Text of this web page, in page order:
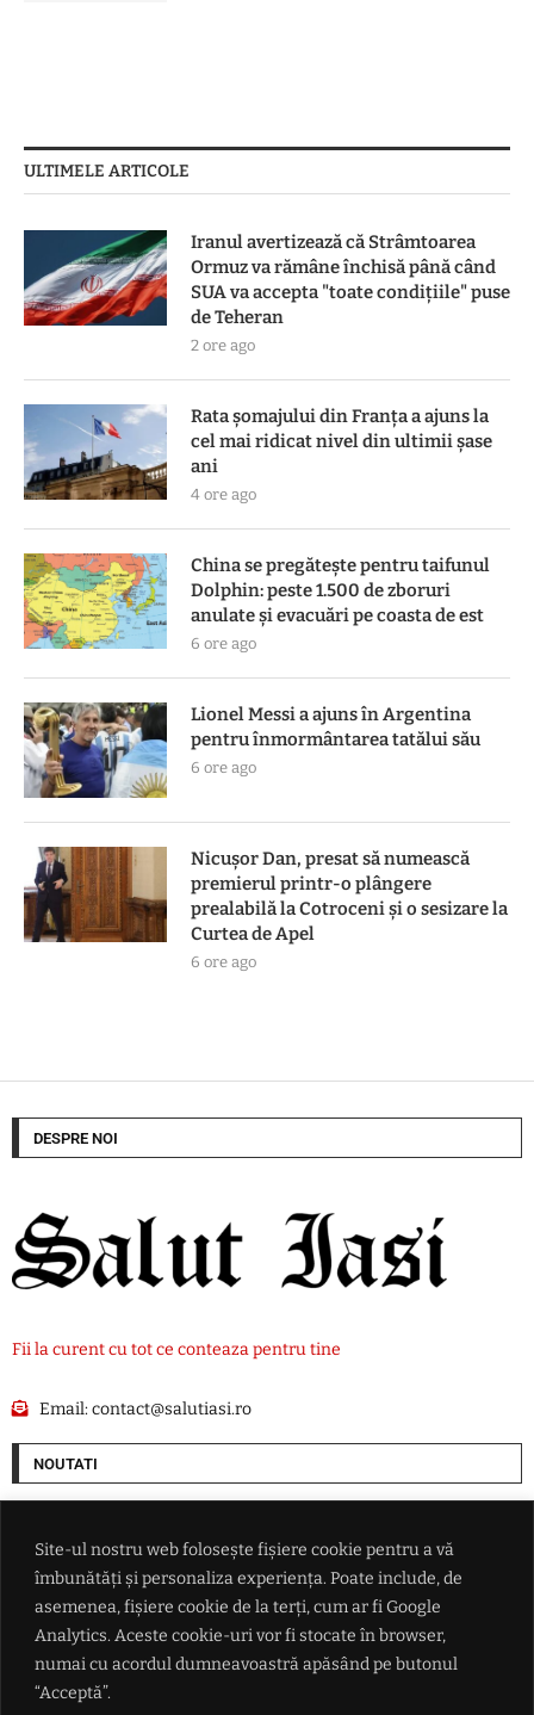
Site-ul nostru web folosește fișiere cookie pentru a vă
îmbunătăți și personaliza experiența. Poate include, de
asemenea, fișiere cookie de la terți, cum ar fi Google
Analytics. Aceste cookie-uri vor fi stocate în browser,
numai cu acordul dumneavoastră apăsând pe butonul
“Acceptă”.
ULTIMELE ARTICOLE
Iranul avertizează că Strâmtoarea
Ormuz va rămâne închisă până când
SUA va accepta "toate condiţiile" puse
de Teheran
2 ore ago
Rata șomajului din Franța a ajuns la
cel mai ridicat nivel din ultimii șase
ani
4 ore ago
China se pregătește pentru taifunul
Dolphin: peste 1.500 de zboruri
anulate și evacuări pe coasta de est
6 ore ago
Lionel Messi a ajuns în Argentina
pentru înmormântarea tatălui său
6 ore ago
Nicușor Dan, presat să numească
premierul printr-o plângere
prealabilă la Cotroceni și o sesizare la
Curtea de Apel
6 ore ago
DESPRE NOI
Fii la curent cu tot ce conteaza pentru tine
Email:contact@salutiasi.ro
NOUTATI
SUA va accepta "toate condiţiile" puse de Teheran
Rata șomajului din Franța a ajuns la cel mai ridicat nivel din ultimii șase
China se pregătește pentru taifunul Dolphin: peste 1.500 de zboruri